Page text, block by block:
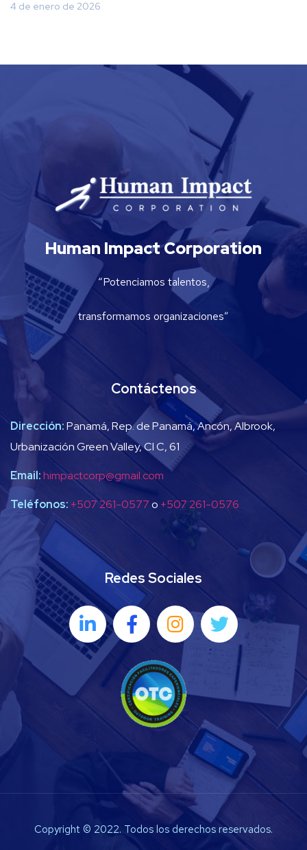
4 de enero de 2026
Human Impact Corporation
“Potenciamos talentos,
transformamos organizaciones”
Contáctenos
Dirección:Panamá, Rep. de Panamá, Ancón, Albrook,
Urbanización Green Valley, Cl C, 61
Email:himpactcorp@gmail.com
Teléfonos: +507 261-0577o +507 261-0576
Redes Sociales
Copyright © 2022. Todos los derechos reservados.